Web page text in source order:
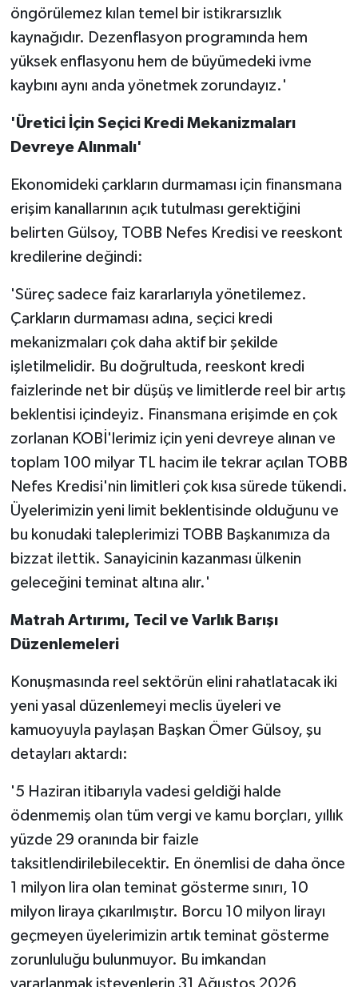
öngörülemez kılan temel bir istikrarsızlık
kaynağıdır. Dezenflasyon programında hem
yüksek enflasyonu hem de büyümedeki ivme
kaybını aynı anda yönetmek zorundayız.'
'Üretici İçin Seçici Kredi Mekanizmaları
Devreye Alınmalı'
Ekonomideki çarkların durmaması için finansmana
erişim kanallarının açık tutulması gerektiğini
belirten Gülsoy, TOBB Nefes Kredisi ve reeskont
kredilerine değindi:
'Süreç sadece faiz kararlarıyla yönetilemez.
Çarkların durmaması adına, seçici kredi
mekanizmaları çok daha aktif bir şekilde
işletilmelidir. Bu doğrultuda, reeskont kredi
faizlerinde net bir düşüş ve limitlerde reel bir artış
beklentisi içindeyiz. Finansmana erişimde en çok
zorlanan KOBİ'lerimiz için yeni devreye alınan ve
toplam 100 milyar TL hacim ile tekrar açılan TOBB
Nefes Kredisi'nin limitleri çok kısa sürede tükendi.
Üyelerimizin yeni limit beklentisinde olduğunu ve
bu konudaki taleplerimizi TOBB Başkanımıza da
bizzat ilettik. Sanayicinin kazanması ülkenin
geleceğini teminat altına alır.'
Matrah Artırımı, Tecil ve Varlık Barışı
Düzenlemeleri
Konuşmasında reel sektörün elini rahatlatacak iki
yeni yasal düzenlemeyi meclis üyeleri ve
kamuoyuyla paylaşan Başkan Ömer Gülsoy, şu
detayları aktardı:
'5 Haziran itibarıyla vadesi geldiği halde
ödenmemiş olan tüm vergi ve kamu borçları, yıllık
yüzde 29 oranında bir faizle
taksitlendirilebilecektir. En önemlisi de daha önce
1 milyon lira olan teminat gösterme sınırı, 10
milyon liraya çıkarılmıştır. Borcu 10 milyon lirayı
geçmeyen üyelerimizin artık teminat gösterme
zorunluluğu bulunmuyor. Bu imkandan